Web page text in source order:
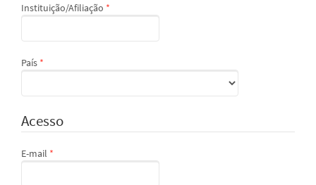
Instituição/Afiliação *
País *
Acesso
E-mail *